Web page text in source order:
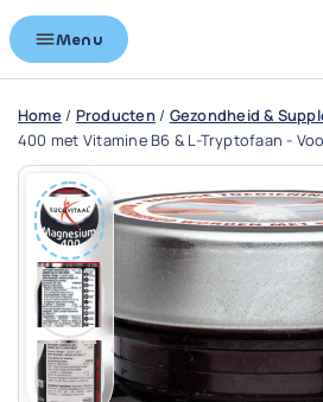
Menu
Home / Producten/ Gezondheid &
400 met Vitamine B6 & L-Tryptofaan -